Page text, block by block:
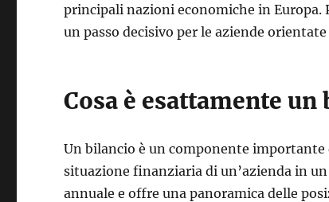
principali nazioni economiche in Europa.
un passo decisivo per le aziende
Cosa è esattamente un
Un bilancio è un componente
situazione finanziaria di un’azienda in
annuale e offre una panoramica delle